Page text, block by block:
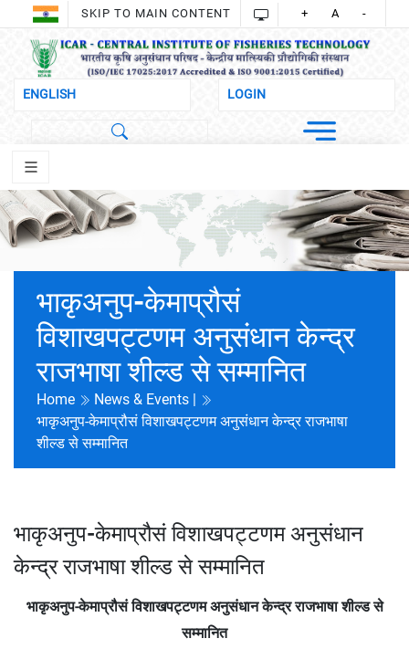
SKIP TO MAIN CONTENT + A -
भाकृअनुप-केमाप्रौसं
विशाखपट्टणम अनुसंधान केन्‍द्र
राजभाषा शील्‍ड से सम्मानित
Home
News & Events |
भाकृअनुप-केमाप्रौसं विशाखपट्टणम अनुसंधान केन्‍द्र राजभाषा
शील्‍ड से सम्मानित
भाकृअनुप-केमाप्रौसं विशाखपट्टणम अनुसंधान
केन्‍द्र राजभाषा शील्‍ड से सम्मानित
भाकृअनुप-केमाप्रौसं विशाखपट्टणम अनुसंधान केन्‍द्र राजभाषा शील्‍ड से
सम्मानित